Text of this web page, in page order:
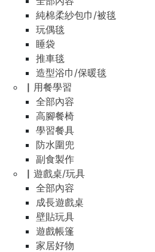
純棉柔紗包巾/被毯
玩偶毯
睡袋
推車毯
造型浴巾/保暖毯
▏用餐學習
全部內容
高腳餐椅
學習餐具
防水圍兜
副食製作
▏遊戲桌/玩具
全部內容
成長遊戲桌
壁貼玩具
遊戲帳篷
家居好物